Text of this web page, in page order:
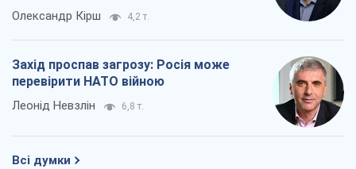
Олександр Кірш 4,2 т.
Захід проспав загрозу: Росія може
перевірити НАТО війною
Леонід Невзлін 6,8 т.
Всі думки